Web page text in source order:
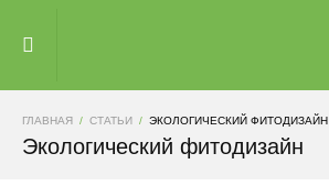
ГЛАВНАЯ СТАТЬИ ЭКОЛОГИЧЕСКИЙ ФИТОДИЗАЙН
Экологический фитодизайн